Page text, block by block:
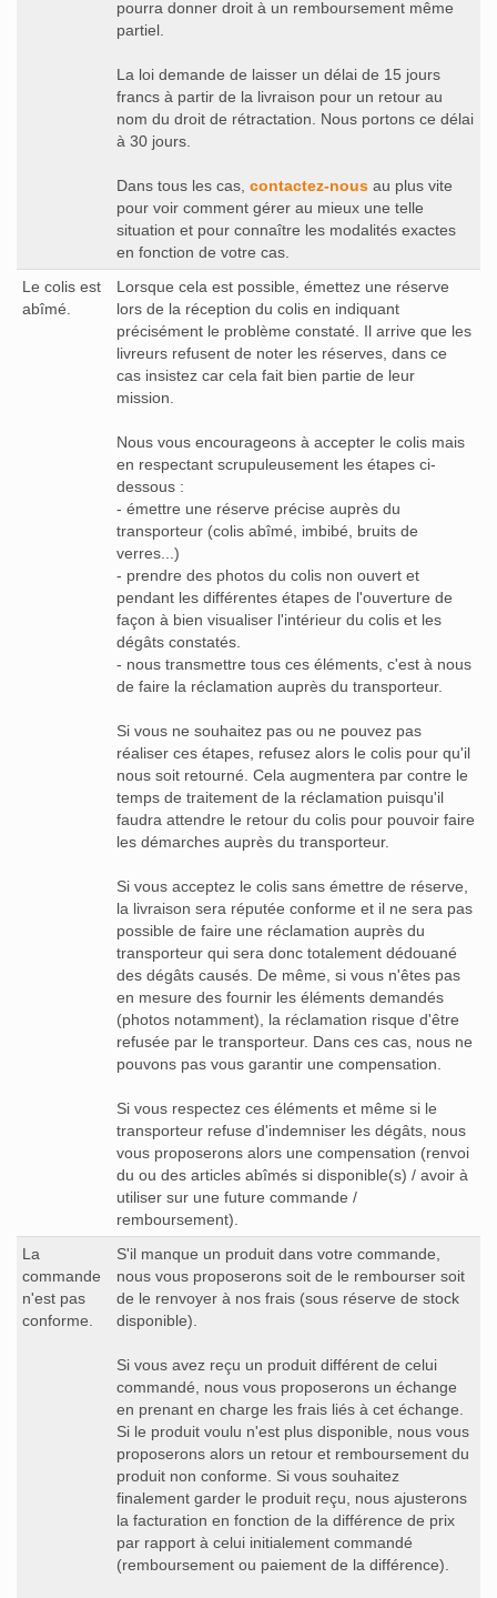
pourra donner droit à un remboursement même
partiel.
La loi demande de laisser un délai de 15 jours
francs à partir de la livraison pour un retour au
nom du droit de rétractation. Nous portons ce délai
à 30 jours.
Dans tous les cas, contactez-nous au plus vite
pour voir comment gérer au mieux une telle
situation et pour connaître les modalités exactes
en fonction de votre cas.
Le colis est
abîmé.
Lorsque cela est possible, émettez une réserve
lors de la réception du colis en indiquant
précisément le problème constaté. Il arrive que les
livreurs refusent de noter les réserves, dans ce
cas insistez car cela fait bien partie de leur
mission.
Nous vous encourageons à accepter le colis mais
en respectant scrupuleusement les étapes ci-
dessous :
- émettre une réserve précise auprès du
transporteur (colis abîmé, imbibé, bruits de
verres...)
- prendre des photos du colis non ouvert et
pendant les différentes étapes de l'ouverture de
façon à bien visualiser l'intérieur du colis et les
dégâts constatés.
- nous transmettre tous ces éléments, c'est à nous
de faire la réclamation auprès du transporteur.
Si vous ne souhaitez pas ou ne pouvez pas
réaliser ces étapes, refusez alors le colis pour qu'il
nous soit retourné. Cela augmentera par contre le
temps de traitement de la réclamation puisqu'il
faudra attendre le retour du colis pour pouvoir faire
les démarches auprès du transporteur.
Si vous acceptez le colis sans émettre de réserve,
la livraison sera réputée conforme et il ne sera pas
possible de faire une réclamation auprès du
transporteur qui sera donc totalement dédouané
des dégâts causés. De même, si vous n'êtes pas
en mesure des fournir les éléments demandés
(photos notamment), la réclamation risque d'être
refusée par le transporteur. Dans ces cas, nous ne
pouvons pas vous garantir une compensation.
Si vous respectez ces éléments et même si le
transporteur refuse d'indemniser les dégâts, nous
vous proposerons alors une compensation (renvoi
du ou des articles abîmés si disponible(s) / avoir à
utiliser sur une future commande /
remboursement).
La
commande
n'est pas
conforme.
S'il manque un produit dans votre commande,
nous vous proposerons soit de le rembourser soit
de le renvoyer à nos frais (sous réserve de stock
disponible).
Si vous avez reçu un produit différent de celui
commandé, nous vous proposerons un échange
en prenant en charge les frais liés à cet échange.
Si le produit voulu n'est plus disponible, nous vous
proposerons alors un retour et remboursement du
produit non conforme. Si vous souhaitez
finalement garder le produit reçu, nous ajusterons
la facturation en fonction de la différence de prix
par rapport à celui initialement commandé
(remboursement ou paiement de la différence).